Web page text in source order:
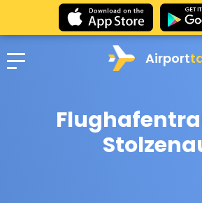
Airport